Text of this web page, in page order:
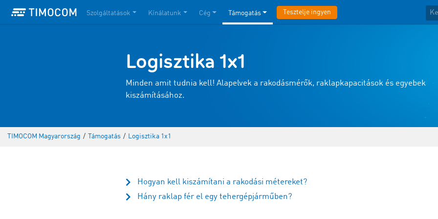
Szolgáltatások Kínálatunk Cég Támogatás Tesztelje ingyen
Logisztika 1x1
Minden amit tudnia kell! Alapelvek a rakodásmérők, raklapkapacitások és egyebek
kiszámításához.
TIMOCOM Magyarország / Támogatás / Logisztika 1x1
Hogyan kell kiszámítani a rakodási métereket?
Hány raklap fér el egy tehergépjárműben?